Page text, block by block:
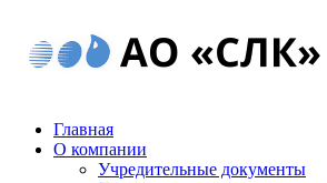
Главная
О компании
Учредительные документы